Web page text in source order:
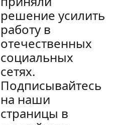
решение усилить
работу в
отечественных
социальных
сетях.
Подписывайтесь
на наши
страницы в